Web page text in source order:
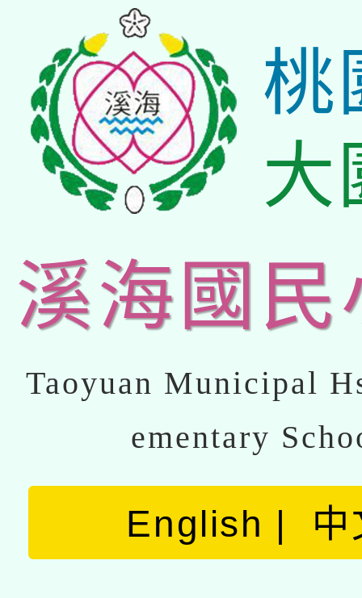
桃
大
溪海國民
Taoyuan Municipal
ementary
English 中